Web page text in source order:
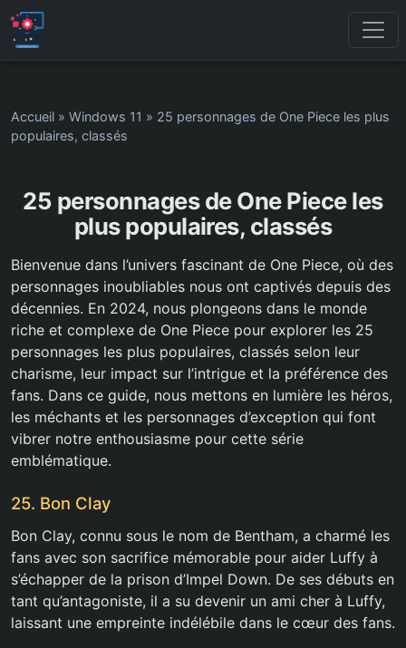
Accueil » Windows 11 » 25 personnages de One Piece les plus
populaires, classés
25 personnages de One Piece les
plus populaires, classés
Bienvenue dans l’univers fascinant de One Piece, où des
personnages inoubliables nous ont captivés depuis des
décennies. En 2024, nous plongeons dans le monde
riche et complexe de One Piece pour explorer les 25
personnages les plus populaires, classés selon leur
charisme, leur impact sur l’intrigue et la préférence des
fans. Dans ce guide, nous mettons en lumière les héros,
les méchants et les personnages d’exception qui font
vibrer notre enthousiasme pour cette série
emblématique.
25. Bon Clay
Bon Clay, connu sous le nom de Bentham, a charmé les
fans avec son sacrifice mémorable pour aider Luffy à
s’échapper de la prison d’Impel Down. De ses débuts en
tant qu’antagoniste, il a su devenir un ami cher à Luffy,
laissant une empreinte indélébile dans le cœur des fans.